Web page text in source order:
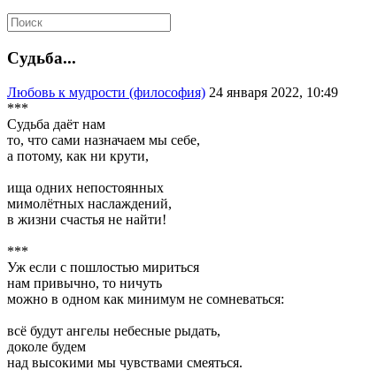
Судьба...
Любовь к мудрости (философия) 24 января 2022, 10:49
***
Судьба даёт нам
то, что сами назначаем мы себе,
а потому, как ни крути,
ища одних непостоянных
мимолётных наслаждений,
в жизни счастья не найти!
***
Уж если с пошлостью мириться
нам привычно, то ничуть
можно в одном как минимум не сомневаться:
всё будут ангелы небесные рыдать,
доколе будем
над высокими мы чувствами смеяться.